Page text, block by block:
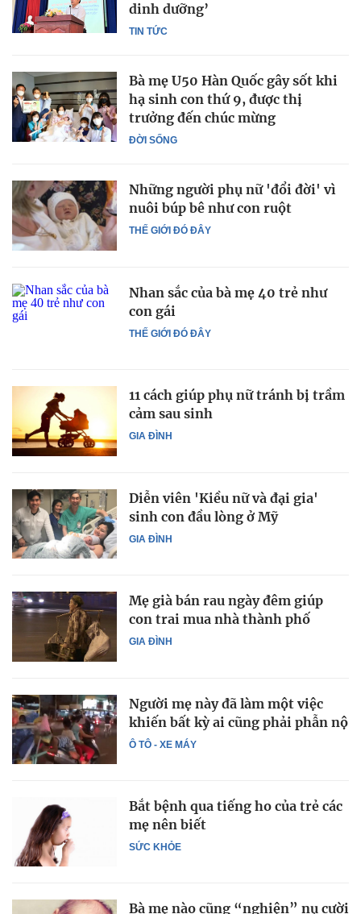
TIN TỨC
dinh dưỡng’
ĐỜI SỐNG
Bà mẹ U50 Hàn Quốc gây sốt khi
hạ sinh con thứ 9, được thị
trưởng đến chúc mừng
THẾ GIỚI ĐÓ ĐÂY
Những người phụ nữ 'đổi đời' vì
nuôi búp bê như con ruột
THẾ GIỚI ĐÓ ĐÂY
Nhan sắc của bà mẹ 40 trẻ như
con gái
GIA ĐÌNH
11 cách giúp phụ nữ tránh bị trầm
cảm sau sinh
GIA ĐÌNH
Diễn viên 'Kiều nữ và đại gia'
sinh con đầu lòng ở Mỹ
GIA ĐÌNH
Mẹ già bán rau ngày đêm giúp
con trai mua nhà thành phố
Ô TÔ - XE MÁY
Người mẹ này đã làm một việc
khiến bất kỳ ai cũng phải phẫn nộ
SỨC KHỎE
Bắt bệnh qua tiếng ho của trẻ các
mẹ nên biết
Bà mẹ nào cũng “nghiện” nụ cười